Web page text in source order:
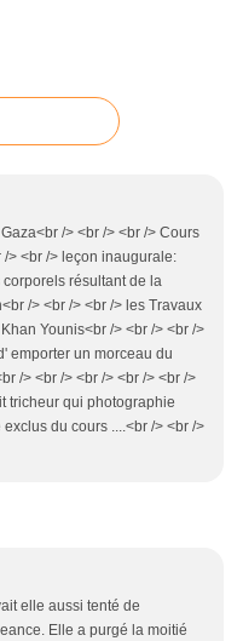
/> <br /> <br /> Cours
/> <br /> leçon inaugurale:
résultant de la
/> <br /> <br /> les Travaux
Younis<br /> <br /> <br />
emporter un morceau du
/> <br /> <br /> <br /> <br />
tricheur qui photographie
du cours ....<br /> <br />
elle aussi tenté de
Elle a purgé la moitié